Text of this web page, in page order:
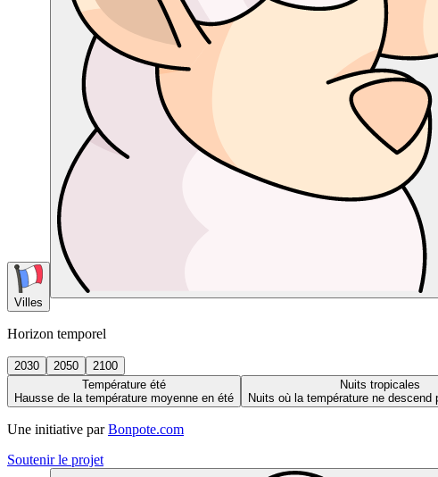
Villes
Horizon temporel
2030 2050
2100
Température été
Hausse de la température moyenne en été
Nuits tropicales
Nuits où la température ne descend
Une initiative par Bonpote.com
Soutenir le projet